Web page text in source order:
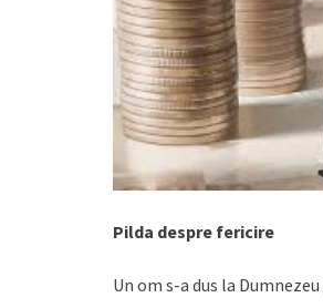
Pilda despre fericire
Un om s-a dus la Dumnezeu